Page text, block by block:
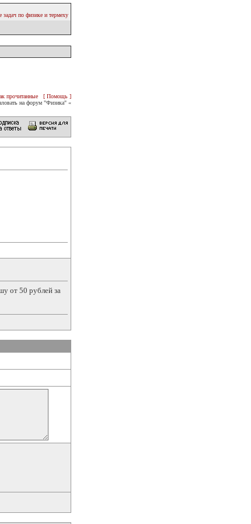
задач по физике и термеху
прочитанные
[ Помощь ]
на форум "Физика" «
от 50 рублей за